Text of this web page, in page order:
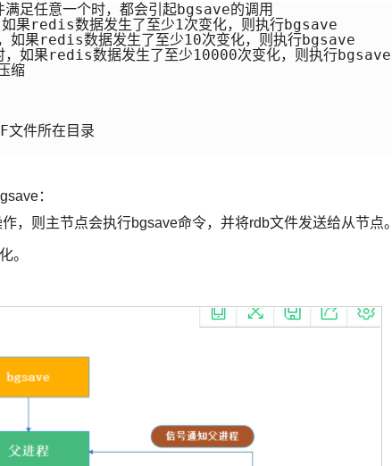
任意一个时，都会引起bgsave的调用
果redis数据发生了至少1次变化，则执行bgsave
果redis数据发生了至少10次变化，则执行bgsave
如果redis数据发生了至少10000次变化，则执行bgsave
缩
件所在目录
：
，则主节点会执行bgsave命令，并将rdb文件发送给从节点。
。